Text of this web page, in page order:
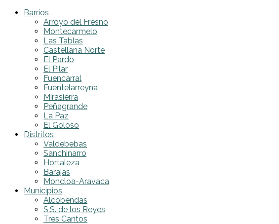
Barrios
Arroyo del Fresno
Montecarmelo
Las Tablas
Castellana Norte
El Pardo
El Pilar
Fuencarral
Fuentelarreyna
Mirasierra
Peñagrande
La Paz
El Goloso
Distritos
Valdebebas
Sanchinarro
Hortaleza
Barajas
Moncloa-Aravaca
Municipios
Alcobendas
S.S. de los Reyes
Tres Cantos